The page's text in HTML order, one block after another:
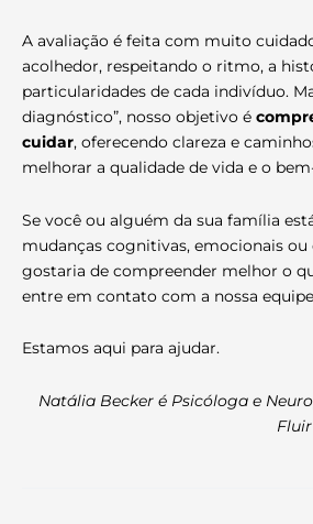
A avaliação é feita com muito
acolhedor, respeitando o ritmo, a
particularidades de cada indivíduo.
diagnóstico”, nosso objetivo é
cuidar, oferecendo clareza e
melhorar a qualidade de vida e o
Se você ou alguém da sua família
mudanças cognitivas, emocionais
gostaria de compreender melhor o
entre em contato com a nossa
Estamos aqui para ajudar.
Natália Becker é Psicóloga e